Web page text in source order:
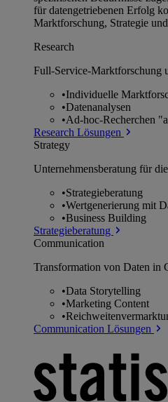
für datengetriebenen Erfolg
Marktforschung, Strategie
Research
Full-Service-Marktforschung
•Individuelle
•Datenanalysen
•Ad-hoc-Recherchen
Research Lösungen
Strategy
Unternehmens­beratung für
•Strategieberatung
•Wertgenerierung mit
•Business Building
Strategieberatung
Communication
Transformation von Daten in
•Data Storytelling
•Marketing Content
•
Communication Lösungen